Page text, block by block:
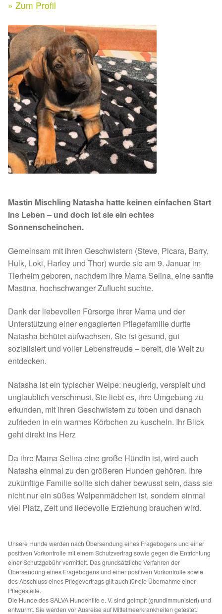
Aktuelle Spenden 2026
Ihre/Eure Spenden – Januar bis Juni 2026
Spenden 2025
Juli bis Dezember 2025
Januar bis Juni 2025
Spenden 2024
Januar bis Juni 2024
Juli bis Dezember 2023
Januar bis Juni 2023
Spenden 2022
Juli bis Dezember 2022
Januar bis Juni 2022
Spenden 2021
Juli bis Dezember 2021
Tierschutz
Auslandstierschutz
Unsere Notnasen
Notnasen in Deutschland
Notnasen noch im Ausland
Kontakt & Rechtliches
Facebook
Instagram
» Zum Profil
Mastin Mischling Natasha hatte keinen einfachen Start
ins Leben – und doch ist sie ein echtes
Sonnenscheinchen.
Gemeinsam mit ihren Geschwistern (Steve, Picara, Barry,
Hulk, Loki, Harley und Thor) wurde sie am 9. Januar im
Tierheim geboren, nachdem ihre Mama Selina, eine sanfte
Mastina, hochschwanger Zuflucht suchte.
Dank der liebevollen Fürsorge ihrer Mama und der
Unterstützung einer engagierten Pflegefamilie durfte
Natasha behütet aufwachsen. Sie ist gesund, gut
sozialisiert und voller Lebensfreude – bereit, die Welt zu
entdecken.
Natasha ist ein typischer Welpe: neugierig, verspielt und
unglaublich verschmust. Sie liebt es, ihre Umgebung zu
erkunden, mit ihren Geschwistern zu toben und danach
zufrieden in ein warmes Körbchen zu kuscheln. Ihr Blick
geht direkt ins Herz
Da ihre Mama Selina eine große Hündin ist, wird auch
Natasha einmal zu den größeren Hunden gehören. Ihre
zukünftige Familie sollte sich daher bewusst sein, dass sie
nicht nur ein süßes Welpenmädchen ist, sondern einmal
viel Platz, Zeit und liebevolle Erziehung brauchen wird.
Unsere Hunde werden nach Übersendung eines Fragebogens und einer
positiven Vorkontrolle mit einem Schutzvertrag sowie gegen die Entrichtung
einer Schutzgebühr vermittelt. Das grundsätzliche Verfahren der
Übersendung eines Fragebogens und einer positiven Vorkontrolle sowie
des Abschluss eines Pflegevertrags gilt auch für die Übernahme einer
Pflegestelle.
Die Hunde des SALVA Hundehilfe e. V. sind geimpft (grundimmunisiert) und
entwurmt. Sie werden vor Ausreise auf Mittelmeerkrankheiten getestet.